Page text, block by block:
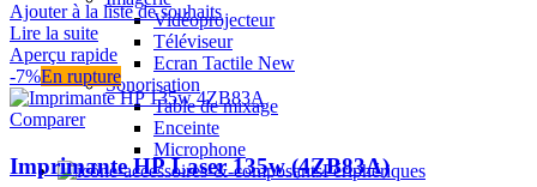
Vidéoprojecteur
Téléviseur
Ecran Tactile New
Sonorisation
Table de mixage
Enceinte
Microphone
Périphériques
Ajouter à la liste de souhaits
Lire la suite
Aperçu rapide
-7%En rupture
Comparer
Imprimante HP Laser 135w (4ZB83A)